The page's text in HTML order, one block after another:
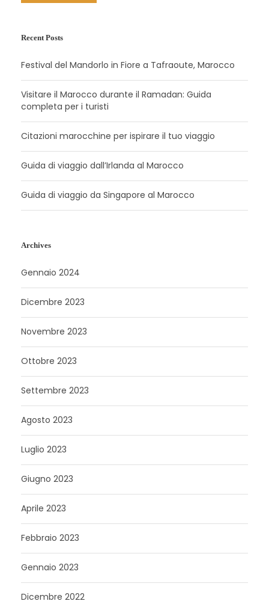
Recent Posts
Festival del Mandorlo in Fiore a Tafraoute, Marocco
Visitare il Marocco durante il Ramadan: Guida
completa per i turisti
Citazioni marocchine per ispirare il tuo viaggio
Guida di viaggio dall’Irlanda al Marocco
Guida di viaggio da Singapore al Marocco
Archives
Gennaio 2024
Dicembre 2023
Novembre 2023
Ottobre 2023
Settembre 2023
Agosto 2023
Luglio 2023
Giugno 2023
Aprile 2023
Febbraio 2023
Gennaio 2023
Dicembre 2022